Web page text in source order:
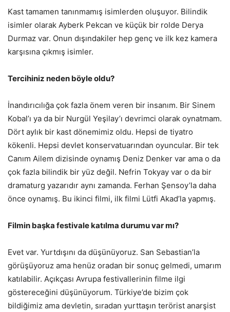
Kast tamamen tanınmamış isimlerden oluşuyor. Bilindik
isimler olarak Ayberk Pekcan ve küçük bir rolde Derya
Durmaz var. Onun dışındakiler hep genç ve ilk kez kamera
karşısına çıkmış isimler.
Tercihiniz neden böyle oldu?
İnandırıcılığa çok fazla önem veren bir insanım. Bir Sinem
Kobal’ı ya da bir Nurgül Yeşilay’ı devrimci olarak oynatmam.
Dört aylık bir kast dönemimiz oldu. Hepsi de tiyatro
kökenli. Hepsi devlet konservatuarından oyuncular. Bir tek
Canım Ailem dizisinde oynamış Deniz Denker var ama o da
çok fazla bilindik bir yüz değil. Nefrin Tokyay var o da bir
dramaturg yazarıdır aynı zamanda. Ferhan Şensoy’la daha
önce oynamış. Bu ikinci filmi, ilk filmi Lütfi Akad’la yapmış.
Filmin başka festivale katılma durumu var mı?
Evet var. Yurtdışını da düşünüyoruz. San Sebastian’la
görüşüyoruz ama henüz oradan bir sonuç gelmedi, umarım
katılabilir. Açıkçası Avrupa festivallerinin filme ilgi
göstereceğini düşünüyorum. Türkiye’de bizim çok
bildiğimiz ama devletin, sıradan yurttaşın terörist anarşist